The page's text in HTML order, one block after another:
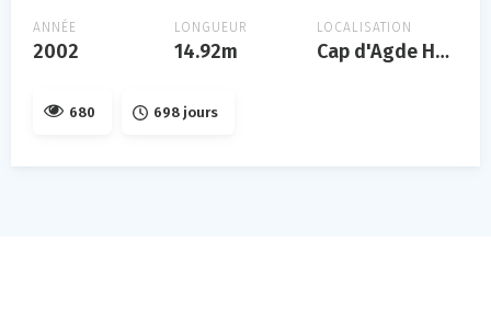
ANNÉE
2002
LONGUEUR
14.92m
LOCALISATION
Cap d'Agde Hérault
680 698 jours